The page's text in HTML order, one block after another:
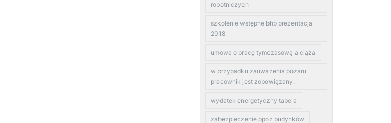
robotniczych
szkolenie wstępne bhp prezentacja
2018
umowa o pracę tymczasową a ciąża
w przypadku zauważenia pożaru
pracownik jest zobowiązany:
wydatek energetyczny tabela
zabezpieczenie ppoż budynków